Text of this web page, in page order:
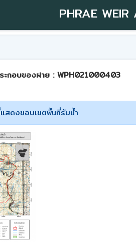
PHRAE WEIR
ะกอบของฝาย : WPH021000403
สดงขอบเขตพื้นที่รับน้ำ